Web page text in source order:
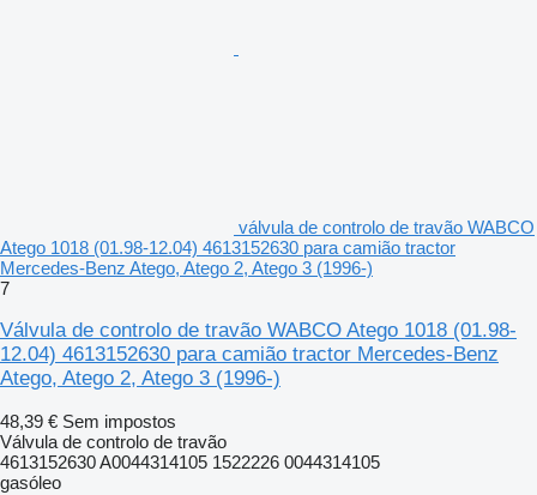
válvula de controlo de travão WABCO
Atego 1018 (01.98-12.04) 4613152630 para camião tractor
Mercedes-Benz Atego, Atego 2, Atego 3 (1996-)
7
Válvula de controlo de travão WABCO Atego 1018 (01.98-
12.04) 4613152630 para camião tractor Mercedes-Benz
Atego, Atego 2, Atego 3 (1996-)
48,39 € Sem impostos
Válvula de controlo de travão
4613152630 A0044314105 1522226 0044314105
gasóleo